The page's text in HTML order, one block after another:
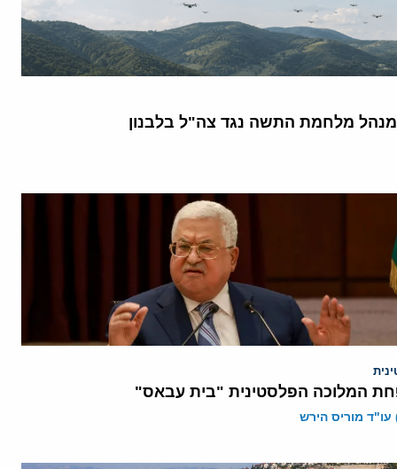
מלחמת התשה נגד צה"ל בלבנון
המלוכה הפלסטינית "בית עבאס"
מוריס הירש